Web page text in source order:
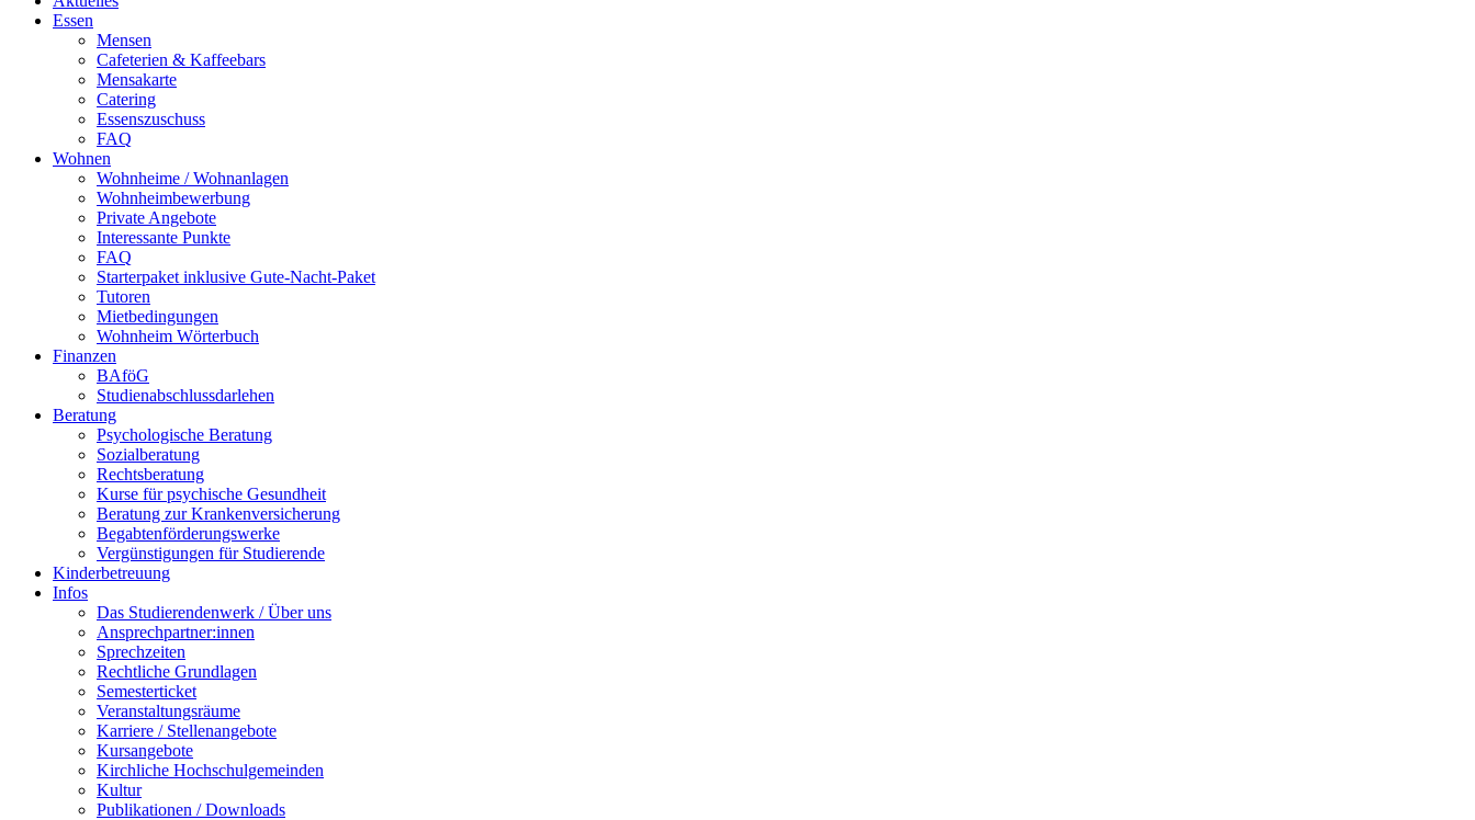
Essen
Mensen
Cafeterien & Kaffeebars
Mensakarte
Catering
Essenszuschuss
FAQ
Wohnen
Wohnheime / Wohnanlagen
Wohnheimbewerbung
Private Angebote
Interessante Punkte
FAQ
Starterpaket inklusive Gute-Nacht-Paket
Tutoren
Mietbedingungen
Wohnheim Wörterbuch
Finanzen
BAföG
Studienabschlussdarlehen
Beratung
Psychologische Beratung
Sozialberatung
Rechtsberatung
Kurse für psychische Gesundheit
Beratung zur Krankenversicherung
Begabtenförderungswerke
Vergünstigungen für Studierende
Kinderbetreuung
Infos
Das Studierendenwerk / Über uns
Ansprechpartner:innen
Sprechzeiten
Rechtliche Grundlagen
Semesterticket
Veranstaltungsräume
Karriere / Stellenangebote
Kursangebote
Kirchliche Hochschulgemeinden
Kultur
Publikationen / Downloads